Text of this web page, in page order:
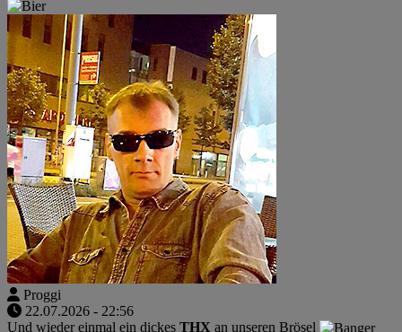
Proggi
22.07.2026 - 22:56
Und wieder einmal ein dickes THX an unseren Brösel